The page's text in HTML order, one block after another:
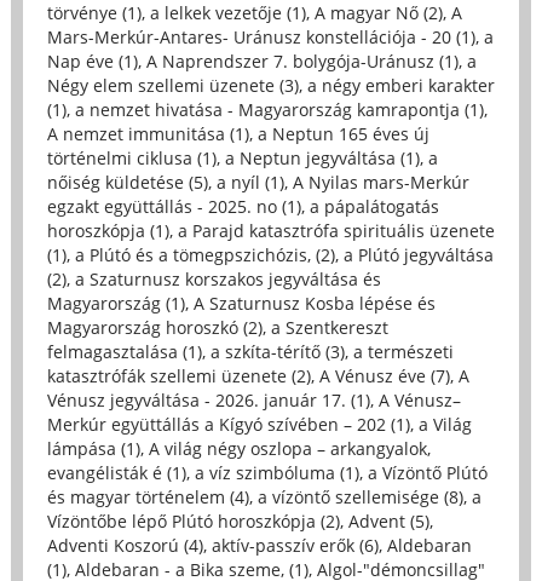
törvénye (1), a lelkek vezetője (1), A magyar Nő (2), A
Mars-Merkúr-Antares- Uránusz konstellációja - 20 (1), a
Nap éve (1), A Naprendszer 7. bolygója-Uránusz (1), a
Négy elem szellemi üzenete (3), a négy emberi karakter
(1), a nemzet hivatása - Magyarország kamrapontja (1),
A nemzet immunitása (1), a Neptun 165 éves új
történelmi ciklusa (1), a Neptun jegyváltása (1), a
nőiség küldetése (5), a nyíl (1), A Nyilas mars-Merkúr
egzakt együttállás - 2025. no (1), a pápalátogatás
horoszkópja (1), a Parajd katasztrófa spirituális üzenete
(1), a Plútó és a tömegpszichózis, (2), a Plútó jegyváltása
(2), a Szaturnusz korszakos jegyváltása és
Magyarország (1), A Szaturnusz Kosba lépése és
Magyarország horoszkó (2), a Szentkereszt
felmagasztalása (1), a szkíta-térítő (3), a természeti
katasztrófák szellemi üzenete (2), A Vénusz éve (7), A
Vénusz jegyváltása - 2026. január 17. (1), A Vénusz–
Merkúr együttállás a Kígyó szívében – 202 (1), a Világ
lámpása (1), A világ négy oszlopa – arkangyalok,
evangélisták é (1), a víz szimbóluma (1), a Vízöntő Plútó
és magyar történelem (4), a vízöntő szellemisége (8), a
Vízöntőbe lépő Plútó horoszkópja (2), Advent (5),
Adventi Koszorú (4), aktív-passzív erők (6), Aldebaran
(1), Aldebaran - a Bika szeme, (1), Algol-"démoncsillag"